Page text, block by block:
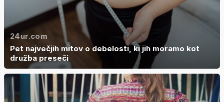
24ur.com
Pet največjih mitov o debelosti, ki jih moramo kot
družba preseči